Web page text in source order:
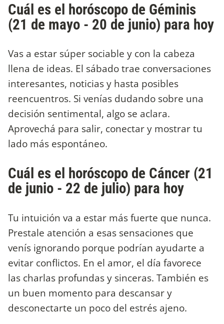
Cuál es el horóscopo de Géminis
(21 de mayo - 20 de junio) para hoy
Vas a estar súper sociable y con la cabeza
llena de ideas. El sábado trae conversaciones
interesantes, noticias y hasta posibles
reencuentros. Si venías dudando sobre una
decisión sentimental, algo se aclara.
Aprovechá para salir, conectar y mostrar tu
lado más espontáneo.
Cuál es el horóscopo de Cáncer (21
de junio - 22 de julio) para hoy
Tu intuición va a estar más fuerte que nunca.
Prestale atención a esas sensaciones que
venís ignorando porque podrían ayudarte a
evitar conflictos. En el amor, el día favorece
las charlas profundas y sinceras. También es
un buen momento para descansar y
desconectarte un poco del estrés ajeno.